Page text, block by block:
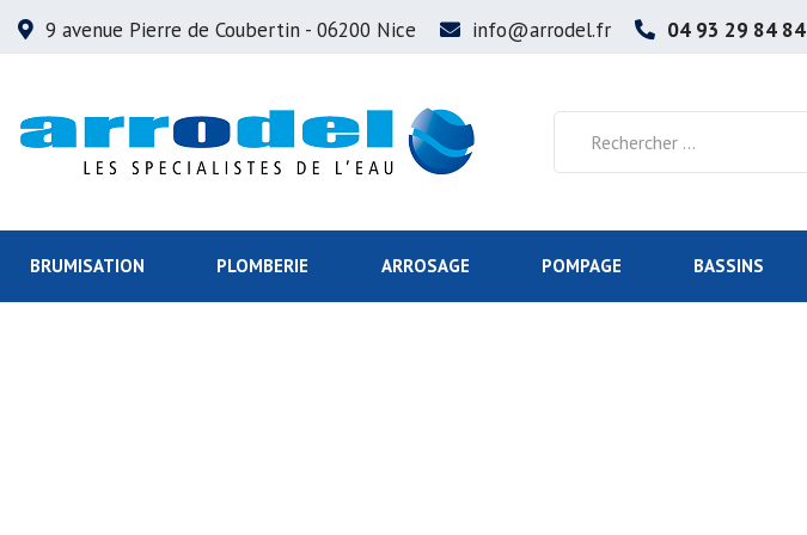
9 avenue Pierre de Coubertin - 06200 Nice info@arrodel.fr 04 93 29 84 84
BRUMISATION PLOMBERIE ARROSAGE POMPAGE BASSINS